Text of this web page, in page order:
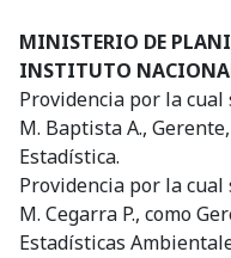
MINISTERIO DE
INSTITUTO
Providencia por la
M. Baptista A.,
Estadística.
Providencia por la
M. Cegarra P., como
Estadísticas